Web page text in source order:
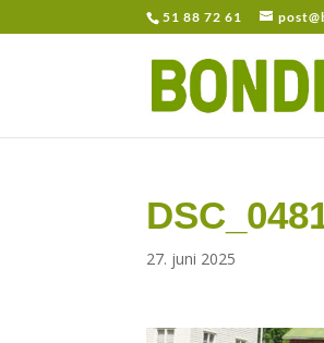
51 88 72 61
27. juni 2025